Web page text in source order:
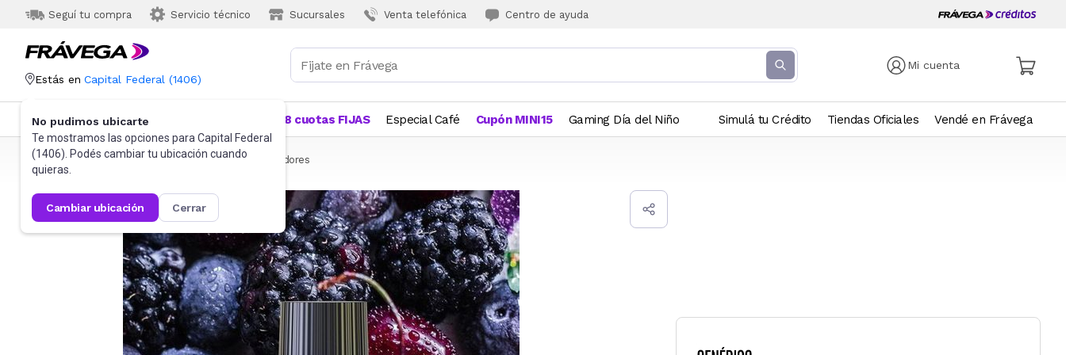
Seguí tu compra Servicio técnico Sucursales Venta telefónica Centro de ayuda
Mi cuenta
Estás en Capital Federal (1406)
No pudimos ubicarte
Te mostramos las opciones para Capital Federal
(1406). Podés cambiar tu ubicación cuando
quieras.
cambiar ubicación cerrar
Categorías Más Vendidos 18 cuotas FIJAS Especial Café Cupón MINI15 Gaming Día del Niño Simulá tu Crédito Tiendas Oficiales Vendé en Frávega
Frávega Hogar Lavadero y Limpieza Aromatizadores